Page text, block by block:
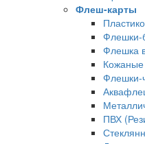
Флеш-карты
Флешки-
Флешка
Флешки-
ПВХ